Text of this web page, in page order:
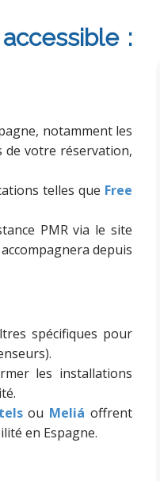
:
notamment les
de votre réservation,
telles que Free
PMR via le site
depuis
spécifiques pour
les installations
ou Meliá offrent
en Espagne.